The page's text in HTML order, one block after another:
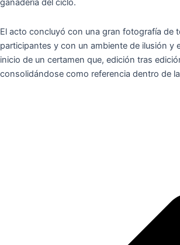
ganadería del ciclo.
El acto concluyó con una gran fotografía de
participantes y con un ambiente de ilusión y
inicio de un certamen que, edición tras edició
consolidándose como referencia dentro de